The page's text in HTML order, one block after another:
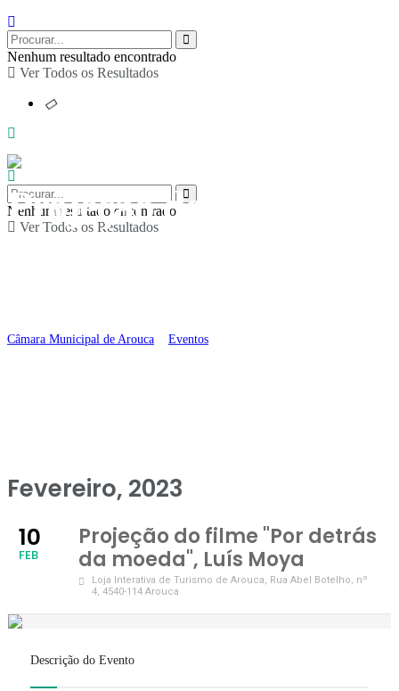
Nenhum resultado encontrado
Ver Todos os Resultados
Nenhum resultado encontrado
Ver Todos os Resultados
Projeção do filme “Por
Câmara Municipal de Arouca Eventos
Fevereiro, 2023
10
FEB
Projeção do filme "Por detrás
da moeda", Luís Moya
Loja Interativa de Turismo de Arouca, Rua Abel Botelho, nº
4, 4540-114 Arouca
Descrição do Evento